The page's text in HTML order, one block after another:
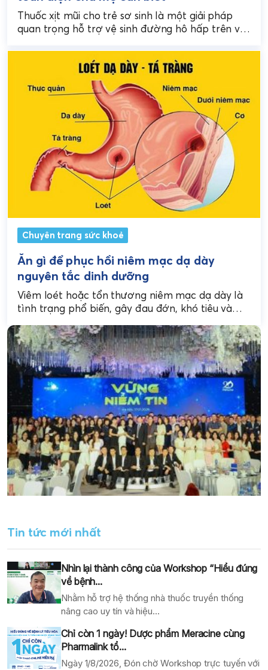
Thuốc xịt mũi cho trẻ sơ sinh là một giải pháp
quan trọng hỗ trợ vệ sinh đường hô hấp trên và
Chuyên trang sức khoẻ
Ăn gì để phục hồi niêm mạc dạ dày
nguyên tắc dinh dưỡng
Viêm loét hoặc tổn thương niêm mạc dạ dày là
tình trạng phổ biến, gây đau đớn, khó tiêu và
Tin tức mới nhất
Nhìn lại thành công của Workshop “Hiểu đúng
về bệnh...
Nhằm hỗ trợ hệ thống nhà thuốc truyền thống
nâng cao uy tín và hiệu...
Chỉ còn 1 ngày! Dược phẩm Meracine cùng
Pharmalink tổ...
Ngày 1/8/2026, Đón chờ Workshop trực tuyến với